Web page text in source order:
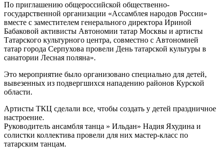
По приглашению общероссийской общественно-
государственной организации «Ассамблея народов России»
вместе с заместителем генерального директора Ириной
Бабаковой активисты Автономии татар Москвы и артисты
Татарского культурного центра, совместно с Автономией
татар города Серпухова провели День татарской культуры в
санатории Лесная поляна».
Это мероприятие было организовано специально для детей,
вывезенных из подвергшихся нападению районов Курской
области.
Артисты ТКЦ сделали все, чтобы создать у детей праздничное
настроение.
Руководитель ансамбля танца » Ильдан» Надия Яхудина и
солистки коллектива провели для них мастер-класс по
татарским танцам.